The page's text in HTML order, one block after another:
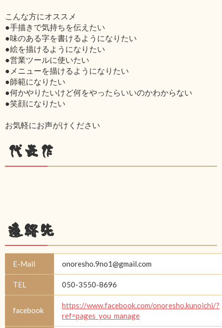
こんな方にオススメ
●手描きで気持ちを伝えたい
●味のある字を書けるようになりたい
●絵を描けるようになりたい
●営業ツールに使いたい
●メニューを描けるようになりたい
●師範になりたい
●何かやりたいけど何をやったらいいのかわからない
●笑顔になりたい
お気軽にお声がけください
代表作
連絡先
E-Mail onoresho.9no1@gmail.com
TEL 050-3550-8696
facebook
https://www.facebook.com/onoresho.kunoichi/?
ref=pages_you_manage